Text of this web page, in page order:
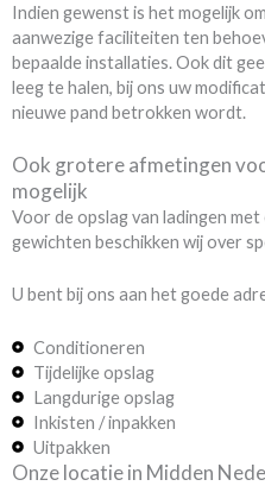
Indien gewenst is het mogelijk
aanwezige faciliteiten ten
bepaalde installaties. Ook dit
leeg te halen, bij ons uw
nieuwe pand betrokken wordt.
Ook grotere afmetingen
mogelijk
Voor de opslag van ladingen
gewichten beschikken wij over
U bent bij ons aan het goede
Conditioneren
Tijdelijke opslag
Langdurige opslag
Inkisten / inpakken
Uitpakken
Onze locatie in Midden